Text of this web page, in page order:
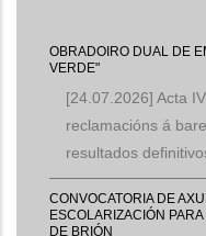
OBRADOIRO DUAL DE
VERDE"
[24.07.2026] Acta
reclamacións á
resultados
CONVOCATORIA DE
ESCOLARIZACIÓN
DE BRIÓN